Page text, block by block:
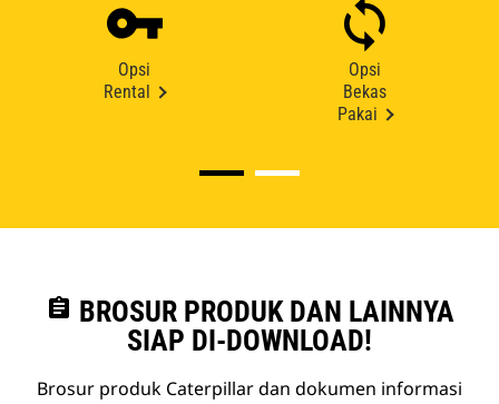
Opsi
Rental
Opsi
Bekas
Pakai
assignment BROSUR PRODUK DAN LAINNYA
SIAP DI-DOWNLOAD!
Brosur produk Caterpillar dan dokumen informasi